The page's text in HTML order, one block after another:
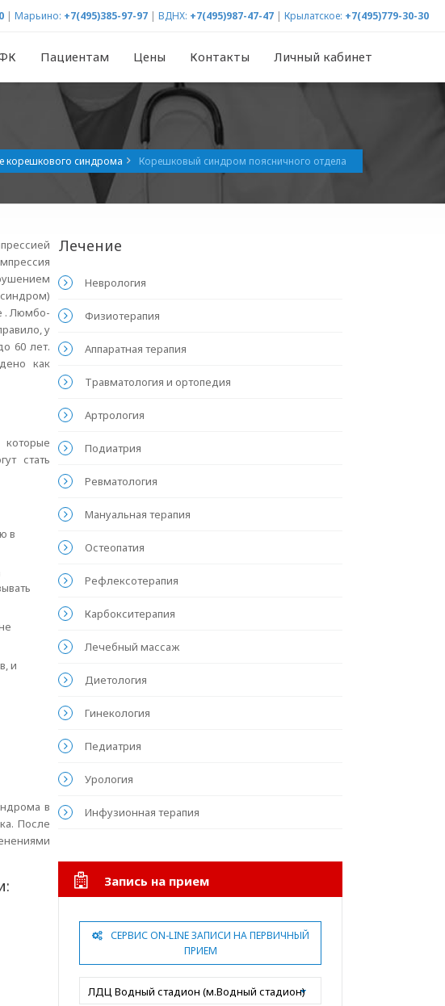
| Марьино: +7(495)385-97-97 | ВДНХ: +7(495)987-47-47 | Крылатское: +7(495)779-30-30
Пациентам Цены Контакты Личный кабинет
корешкового синдрома Корешковый синдром поясничного отдела
. Люмбо-
у
60 лет.
как
стать
в
и
в
После
Лечение
Неврология
Физиотерапия
Аппаратная терапия
Травматология и ортопедия
Артрология
Подиатрия
Ревматология
Мануальная терапия
Остеопатия
Рефлексотерапия
Карбокситерапия
Лечебный массаж
Диетология
Гинекология
Педиатрия
Урология
Инфузионная терапия
Запись на прием
СЕРВИС ON-LINE ЗАПИСИ НА ПЕРВИЧНЫЙ
ПРИЕМ